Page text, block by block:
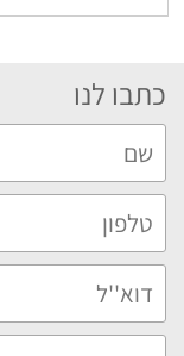
כתבו לנו